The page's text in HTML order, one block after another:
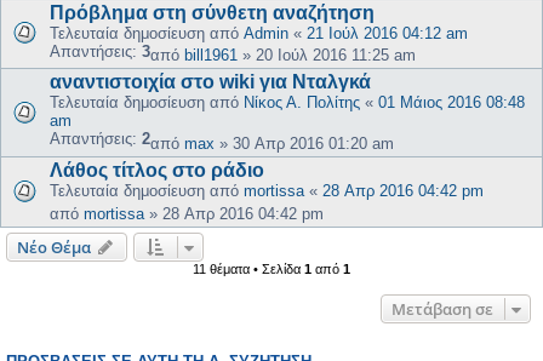
Πρόβλημα στη σύνθετη αναζήτηση
Τελευταία δημοσίευση από Admin « 21 Ιούλ 2016 04:12 am
Απαντήσεις: 3από bill1961 » 20 Ιούλ 2016 11:25 am
αναντιστοιχία στο wiki για Νταλγκά
Τελευταία δημοσίευση από Νίκος Α. Πολίτης « 01 Μάιος 2016 08:48
am
Απαντήσεις: 2από max » 30 Απρ 2016 01:20 am
Λάθος τίτλος στο ράδιο
Τελευταία δημοσίευση από mortissa« 28 Απρ 2016 04:42 pm
από mortissa» 28 Απρ 2016 04:42 pm
Νέο Θέμα
11 θέματα • Σελίδα 1 από 1
Μετάβαση σε